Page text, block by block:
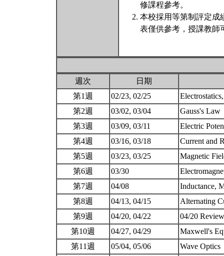
修課程參考。
本校採用等第制評定成
表僅供參考，授課教師
週次
日期
第1週
02/23, 02/25
第2週
03/02, 03/04
Gauss's Law
第3週
03/09, 03/11
Electric
第4週
03/16, 03/18
Current and
第5週
03/23, 03/25
Magnetic
第6週
03/30
第7週
04/08
Inductance,
第8週
04/13, 04/15
Alternating
第9週
04/20, 04/22
04/20
第10週
04/27, 04/29
Maxwell's
第11週
05/04, 05/06 Wave Optics